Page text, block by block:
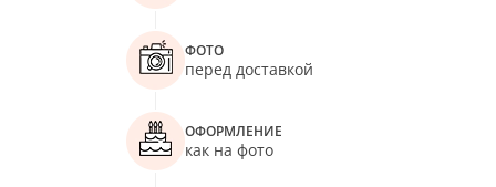
ФОТО
перед доставкой
ОФОРМЛЕНИЕ
как на фото